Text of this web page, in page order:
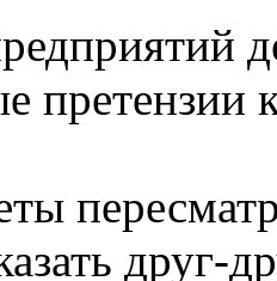
претензии
друг-